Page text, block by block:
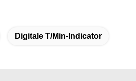
Digitale T/min-Indicator